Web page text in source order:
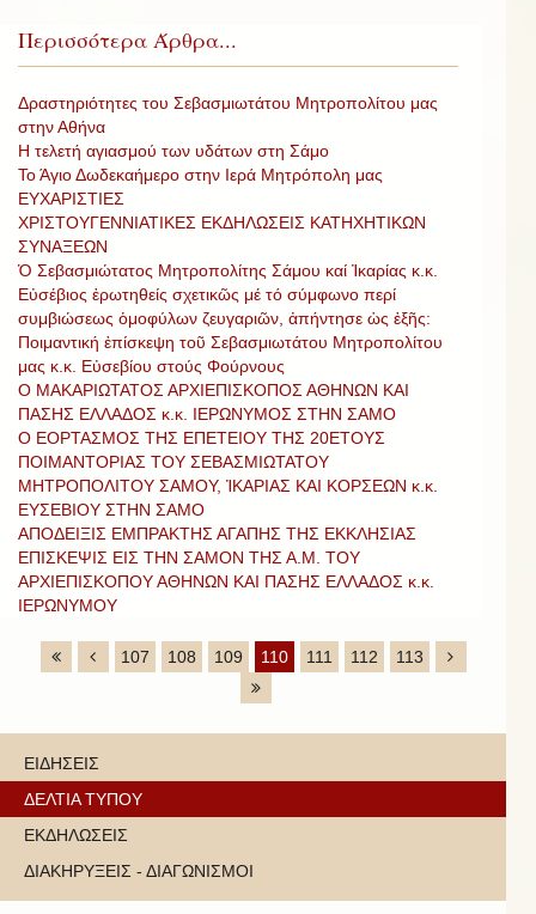
Περισσότερα Άρθρα...
Δραστηριότητες του Σεβασμιωτάτου Μητροπολίτου μας
στην Αθήνα
Η τελετή αγιασμού των υδάτων στη Σάμο
Το Άγιο Δωδεκαήμερο στην Ιερά Μητρόπολη μας
ΕΥΧΑΡΙΣΤΙΕΣ
ΧΡΙΣΤΟΥΓΕΝΝΙΑΤΙΚΕΣ ΕΚΔΗΛΩΣΕΙΣ ΚΑΤΗΧΗΤΙΚΩΝ
ΣΥΝΑΞΕΩΝ
Ὁ Σεβασμιώτατος Μητροπολίτης Σάμου καί Ἰκαρίας κ.κ.
Εὐσέβιος ἐρωτηθείς σχετικῶς μέ τό σύμφωνο περί
συμβιώσεως ὁμοφύλων ζευγαριῶν, ἀπήντησε ὡς ἐξῆς:
Ποιμαντική ἐπίσκεψη τοῦ Σεβασμιωτάτου Μητροπολίτου
μας κ.κ. Εὐσεβίου στούς Φούρνους
Ο ΜΑΚΑΡΙΩΤΑΤΟΣ ΑΡΧΙΕΠΙΣΚΟΠΟΣ ΑΘΗΝΩΝ ΚΑΙ
ΠΑΣΗΣ ΕΛΛΑΔΟΣ κ.κ. ΙΕΡΩΝΥΜΟΣ ΣΤΗΝ ΣΑΜΟ
Ο ΕΟΡΤΑΣΜΟΣ ΤΗΣ ΕΠΕΤΕΙΟΥ ΤΗΣ 20ΕΤΟΥΣ
ΠΟΙΜΑΝΤΟΡΙΑΣ ΤΟΥ ΣΕΒΑΣΜΙΩΤΑΤΟΥ
ΜΗΤΡΟΠΟΛΙΤΟΥ ΣΑΜΟΥ, ἸΚΑΡΙΑΣ ΚΑΙ ΚΟΡΣΕΩΝ κ.κ.
ΕΥΣΕΒΙΟΥ ΣΤΗΝ ΣΑΜΟ
ΑΠΟΔΕΙΞΙΣ ΕΜΠΡΑΚΤΗΣ ΑΓΑΠΗΣ ΤΗΣ ΕΚΚΛΗΣΙΑΣ
ΕΠΙΣΚΕΨΙΣ ΕΙΣ ΤΗΝ ΣΑΜΟΝ ΤΗΣ Α.Μ. ΤΟΥ
ΑΡΧΙΕΠΙΣΚΟΠΟΥ ΑΘΗΝΩΝ ΚΑΙ ΠΑΣΗΣ ΕΛΛΑΔΟΣ κ.κ.
ΙΕΡΩΝΥΜΟΥ
107 108 109 110 111 112 113
ΕΙΔΗΣΕΙΣ
ΔΕΛΤΙΑ ΤΥΠΟΥ
ΕΚΔΗΛΩΣΕΙΣ
ΔΙΑΚΗΡΥΞΕΙΣ - ΔΙΑΓΩΝΙΣΜΟΙ